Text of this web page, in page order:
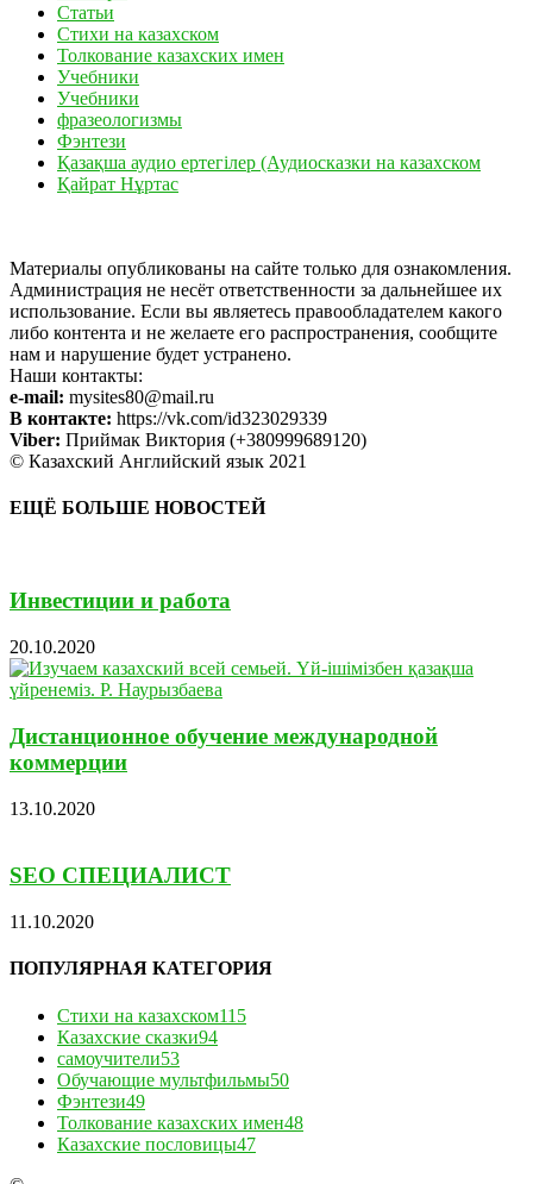
Статьи
Стихи на казахском
Толкование казахских имен
Учебники
Учебники
фразеологизмы
Фэнтези
Қазақша аудио ертегілер (Аудиосказки на казахском
Қайрат Нұртас
Материалы опубликованы на сайте только для ознакомления.
Администрация не несёт ответственности за дальнейшее их
использование. Если вы являетесь правообладателем какого
либо контента и не желаете его распространения, сообщите
нам и нарушение будет устранено.
Наши контакты:
e-mail: mysites80@mail.ru
В контакте: https://vk.com/id323029339
Viber: Приймак Виктория (+380999689120)
© Казахский Английский язык 2021
ЕЩЁ БОЛЬШЕ НОВОСТЕЙ
Инвестиции и работа
20.10.2020
Дистанционное обучение международной
коммерции
13.10.2020
SEO СПЕЦИАЛИСТ
11.10.2020
ПОПУЛЯРНАЯ КАТЕГОРИЯ
Стихи на казахском115
Казахские сказки94
самоучители53
Обучающие мультфильмы50
Фэнтези49
Толкование казахских имен48
Казахские пословицы47